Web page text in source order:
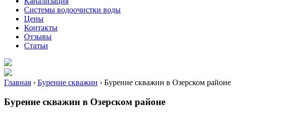
Системы водоочистки воды
Цены
Контакты
Отзывы
Статьи
Главная › Бурение скважин › Бурение скважин в Озерском районе
Бурение скважин в Озерском районе